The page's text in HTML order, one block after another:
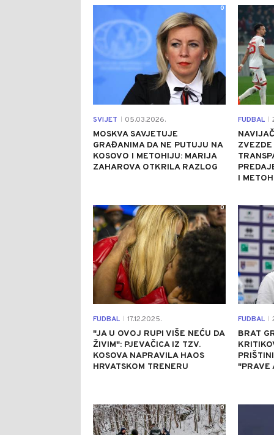
SVIJET 05.03.2026.
MOSKVA SAVJETUJE
GRAĐANIMA DA NE PUTUJU NA
KOSOVO I METOHIJU: MARIJA
ZAHAROVA OTKRILA RAZLOG
0
FUDBAL
I
FUDBAL 17.12.2025.
"JA U OVOJ RUPI VIŠE NEĆU DA
ŽIVIM": PJEVAČICA IZ TZV.
KOSOVA NAPRAVILA HAOS
HRVATSKOM TRENERU
0
FUDBAL
BRAT
"PRAVE
0